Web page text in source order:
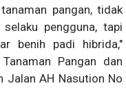
pangan, tidak
pengguna, tapi
benih padi hibrida,"
Pangan dan
Jalan AH Nasution No